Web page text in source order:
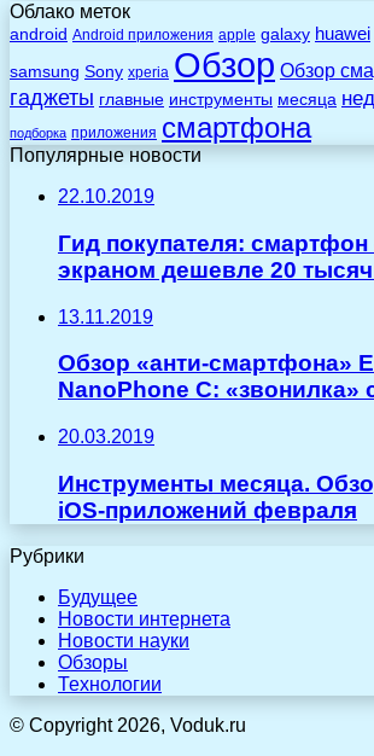
Облако меток
android Android приложения apple galaxy huawei
samsung Sony xperia Обзор Обзор
гаджеты главные инструменты месяца
подборка приложения смартфона
Популярные новости
22.10.2019
Гид покупателя:
экраном дешевле 20
13.11.2019
Обзор «анти-смартфона»
NanoPhone C: «звонилка»
20.03.2019
Инструменты месяца.
iOS-приложений февраля
Рубрики
Будущее
Новости интернета
Новости науки
Обзоры
Технологии
© Copyright 2026, Voduk.ru